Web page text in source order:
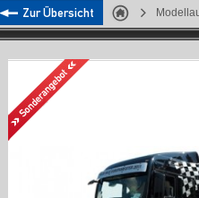
Zur Übersicht